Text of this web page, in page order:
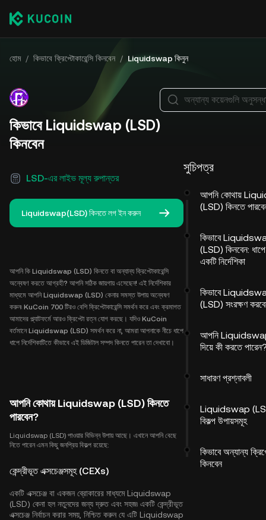
হোম / কিভাবে ক্রিপ্টোকারেন্সি কিনবেন / Liquidswap কিনুন
কিভাবে Liquidswap (LSD)
কিনবেন
LSD-এর লাইভ মূল্য রুপান্তর
Liquidswap(LSD) কিনতে লগ ইন করুন
আপনি কি Liquidswap (LSD) কিনতে বা অন্যান্য ক্রিপ্টোকারেন্সি
অন্বেষণ করতে আগ্রহী? আপনি সঠিক জায়গায় এসেছেন! এই নির্দেশিকার
মাধ্যমে আপনি Liquidswap (LSD) কেনার সমস্ত উপায় অন্বেষণ
করুন৷ KuCoin 700 টিরও বেশি ক্রিপ্টোকারেন্সি সমর্থন করে এবং ক্রমাগত
আমাদের প্ল্যাটফর্মে আরও ক্রিপ্টো রত্ন যোগ করছে। যদিও KuCoin
বর্তমানে Liquidswap (LSD) সমর্থন করে না, আমরা আপনাকে নীচে ধাপে
ধাপে নির্দেশিকাটিতে কীভাবে এই ডিজিটাল সম্পদ কিনতে পারেন তা দেখাবো।
আপনি কোথায় Liquidswap (LSD) কিনতে
পারবেন?
Liquidswap (LSD) পাওয়ার বিভিন্ন উপায় আছে। এখানে আপনি বেছে
নিতে পারেন এমন কিছু জনপ্রিয় বিকল্প রয়েছে:
কেন্দ্রীভূত এক্সচেঞ্জসমূহ (CEXs)
একটি এক্সচেঞ্জ বা একজন ব্রোকারের মাধ্যমে Liquidswap
(LSD) কেনা হল নতুনদের জন্য দ্রুত এবং সহজ৷ একটি কেন্দ্রীভূত
এক্সচেঞ্জ নির্বাচন করার সময়, নিশ্চিত করুন যে এটি Liquidswap
অন্যান্য কয়েনগুলি
সুচিপত্র
আপনি কোথায়
(LSD) কিনতে
কিভাবে
(LSD) কিনবেন: ধাপে
একটি নির্দেশিকা
কিভাবে
(LSD) সংরক্ষণ
আপনি
দিয়ে কী করতে
সাধারণ প্রশ্নাবলী
Liquidswap
বিকল্প উপায়সমূহ
কিভাবে অন্যান্য
কিনবেন